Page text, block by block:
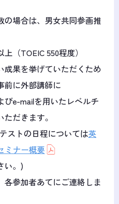
は、男女共同参画推
（TOEIC 550程度）
挙げていただくため
前に外部講師に
を用いたレベルチ
だきます。
の日程については英
ミナー概要
。)
者あてにご連絡しま